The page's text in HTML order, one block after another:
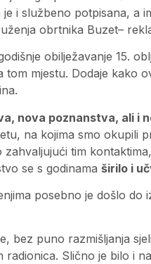
i službeno potpisana, a
obrtnika Buzet–
obilježavanje 15.
mjestu. Dodaje kako
nova poznanstva, ali i
na kojima smo okupili
tim
se s godinama širilo i
posebno je došlo
bez puno razmišljanja
Slično je bilo i